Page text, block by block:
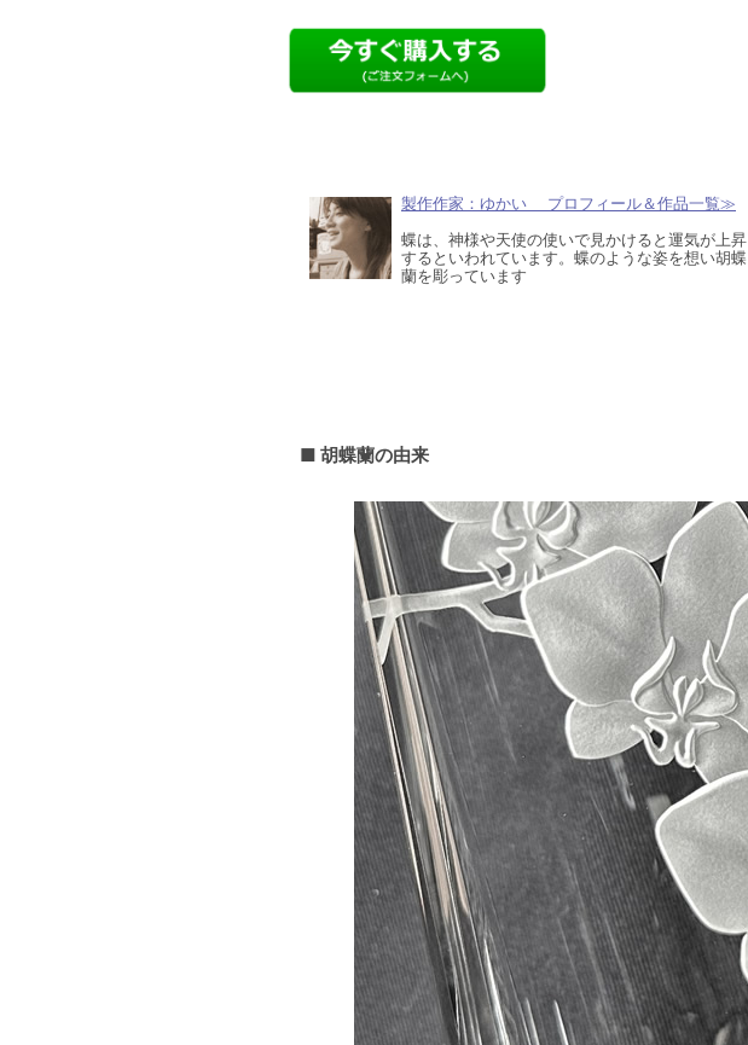
製作作家：ゆかい プロフィール＆作品一覧≫
蝶は、神様や天使の使いで見かけると運気が上昇
するといわれています。蝶のような姿を想い胡蝶
蘭を彫っています
■ 胡蝶蘭の由来